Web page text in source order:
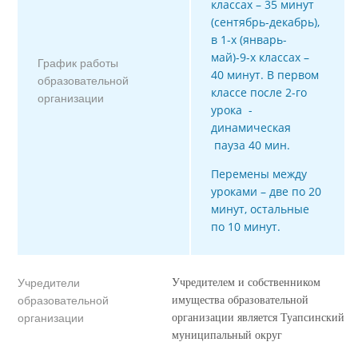
График работы
образовательной
организации
классах – 35 минут
(сентябрь-декабрь),
в 1-х (январь-
май)-9-х классах –
40 минут. В первом
классе после 2-го
урока -
динамическая
пауза 40 мин.
Перемены между
уроками – две по 20
минут, остальные
по 10 минут.
Учредители
образовательной
организации
Учредителем и собственником
имущества образовательной
организации является Туапсинский
муниципальный округ